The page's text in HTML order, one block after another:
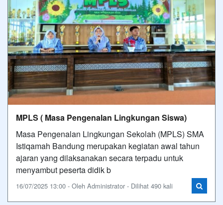
MPLS ( Masa Pengenalan Lingkungan Siswa)
Masa Pengenalan Lingkungan Sekolah (MPLS) SMA
Istiqamah Bandung merupakan kegiatan awal tahun
ajaran yang dilaksanakan secara terpadu untuk
menyambut peserta didik b
16/07/2025 13:00 - Oleh Administrator - Dilihat 490 kali